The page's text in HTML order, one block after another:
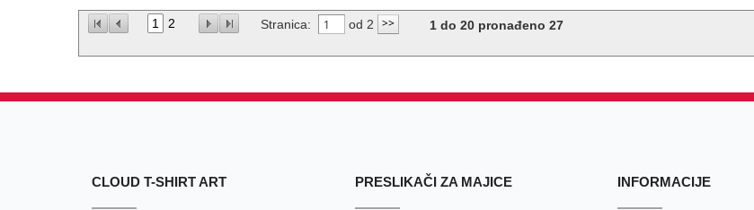
1 2 Stranica: od 2 1 do 20 pronađeno 27
CLOUD T-SHIRT ART PRESLIKAČI ZA MAJICE INFORMACIJE